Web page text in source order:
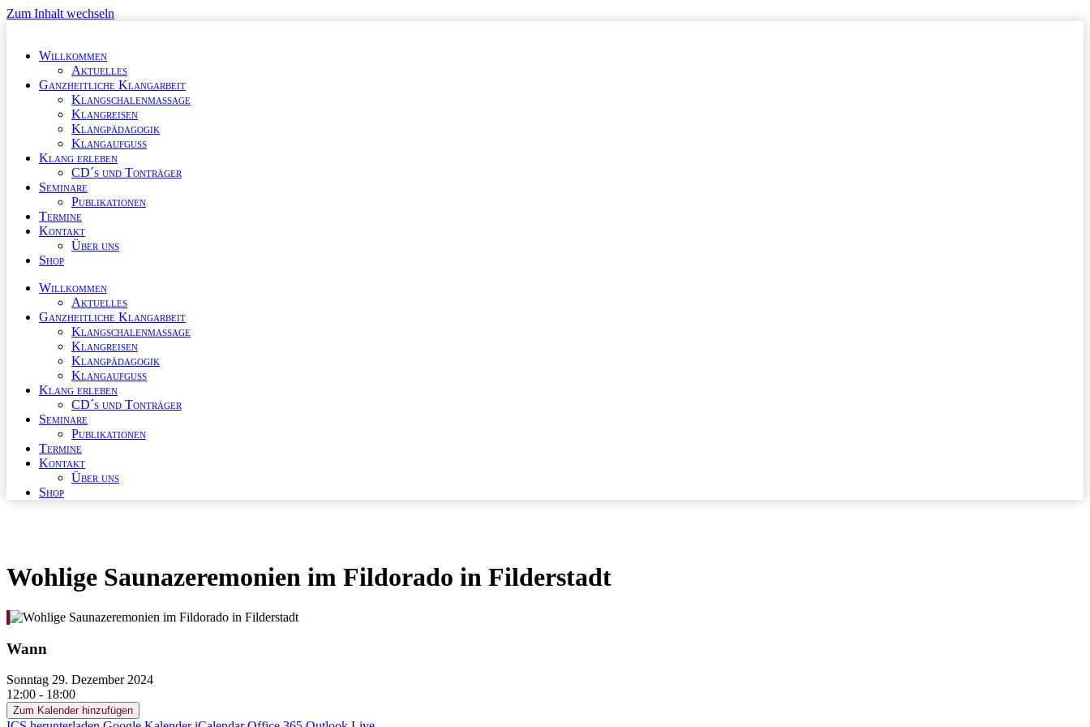
Zum Inhalt wechseln
Willkommen
Aktuelles
Ganzheitliche Klangarbeit
Klangschalenmassage
Klangreisen
Klangpädagogik
Klangaufguss
Klang erleben
CD´s und Tonträger
Seminare
Publikationen
Termine
Kontakt
Über uns
Shop
Willkommen
Aktuelles
Ganzheitliche Klangarbeit
Klangschalenmassage
Klangreisen
Klangpädagogik
Klangaufguss
Klang erleben
CD´s und Tonträger
Seminare
Publikationen
Termine
Kontakt
Über uns
Shop
Wohlige Saunazeremonien im Fildorado in Filderstadt
Wann
Sonntag 29. Dezember 2024
12:00 - 18:00
Zum Kalender hinzufügen